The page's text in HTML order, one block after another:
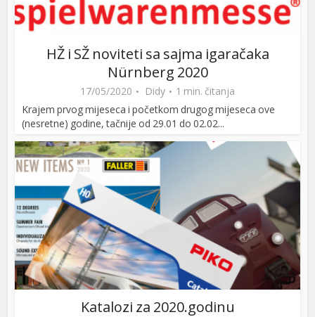
HŽ i SŽ noviteti sa sajma igaračaka
Nürnberg 2020
17/05/2020 Didy
1 min. čitanja
Krajem prvog mijeseca i početkom drugog mijeseca ove
(nesretne) godine, tačnije od 29.01 do 02.02...
Katalozi za 2020.godinu